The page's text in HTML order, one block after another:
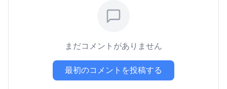
まだコメントがありません
最初のコメントを投稿する